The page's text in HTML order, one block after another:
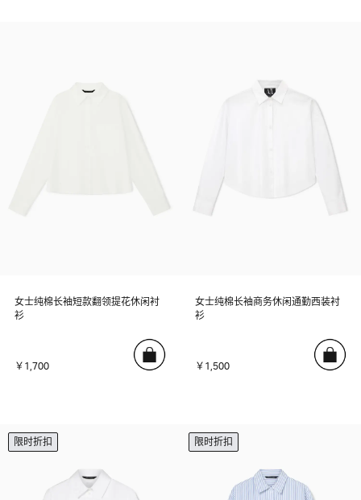
女士纯棉长袖短款翻领提花休闲衬
衫
￥1,700
女士纯棉长袖商务休闲通勤西装衬
衫
￥1,500
限时折扣 限时折扣